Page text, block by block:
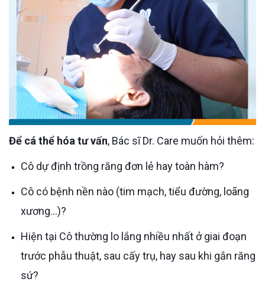
Để cá thể hóa tư vấn, Bác sĩ Dr. Care muốn hỏi thêm:
Cô dự định trồng răng đơn lẻ hay toàn hàm?
Cô có bệnh nền nào (tim mạch, tiểu đường, loãng
xương…)?
Hiện tại Cô thường lo lắng nhiều nhất ở giai đoạn
trước phẫu thuật, sau cấy trụ, hay sau khi gắn răng
sứ?